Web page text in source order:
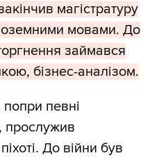
магістратуру
мовами. До
займався
бізнес-аналізом.
певні
прослужив
До війни був